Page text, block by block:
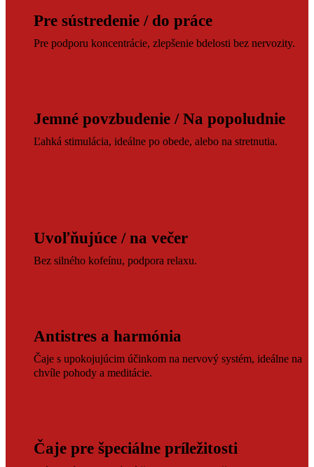
Pre sústredenie / do práce
Pre podporu koncentrácie, zlepšenie bdelosti bez nervozity.
Jemné povzbudenie / Na popoludnie
Ľahká stimulácia, ideálne po obede, alebo na stretnutia.
Uvoľňujúce / na večer
Bez silného kofeínu, podpora relaxu.
Antistres a harmónia
Čaje s upokojujúcim účinkom na nervový systém, ideálne na
chvíle pohody a meditácie.
Čaje pre špeciálne príležitosti